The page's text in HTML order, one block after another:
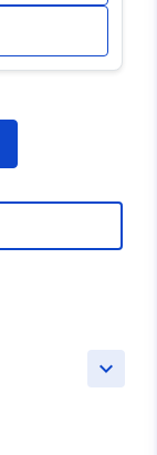
keyboard_arrow_down